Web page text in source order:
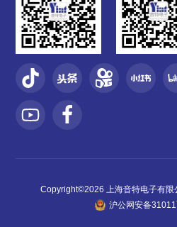
Copyright©2026 上海音特电子有限
沪公网安备